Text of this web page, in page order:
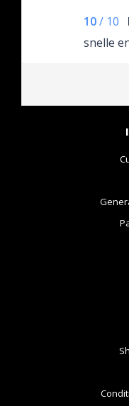
10/ 10
snelle